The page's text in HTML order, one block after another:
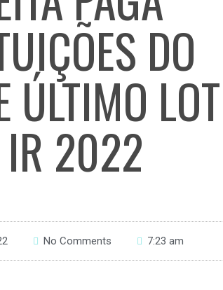
DO
ÚLTIMO
IR 2022
No Comments 7:23 am